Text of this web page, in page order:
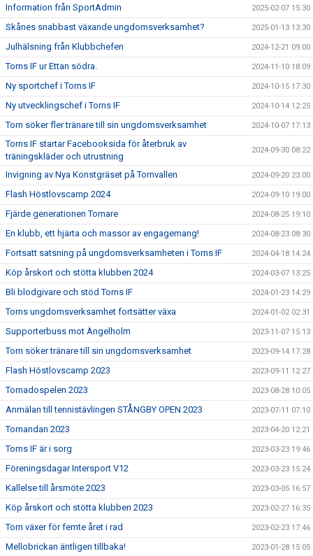
Information från SportAdmin 2025-02-07 15:30
Skånes snabbast växande ungdomsverksamhet? 2025-01-13 13:30
Julhälsning från Klubbchefen 2024-12-21 09:00
Torns IF ur Ettan södra. 2024-11-10 18:09
Ny sportchef i Torns IF 2024-10-15 17:30
Ny utvecklingschef i Torns IF 2024-10-14 12:25
Torn söker fler tränare till sin ungdomsverksamhet 2024-10-07 17:13
Torns IF startar Facebooksida för återbruk av
träningskläder och utrustning
2024-09-30 08:22
Invigning av Nya Konstgräset på Tornvallen 2024-09-20 23:00
Flash Höstlovscamp 2024 2024-09-10 19:00
Fjärde generationen Tornare 2024-08-25 19:10
En klubb, ett hjärta och massor av engagemang! 2024-08-23 08:30
Fortsatt satsning på ungdomsverksamheten i Torns IF 2024-04-18 14:24
Köp årskort och stötta klubben 2024 2024-03-07 13:25
Bli blodgivare och stöd Torns IF 2024-01-23 14:29
Torns ungdomsverksamhet fortsätter växa 2024-01-02 02:31
Supporterbuss mot Ängelholm 2023-11-07 15:13
Torn söker tränare till sin ungdomsverksamhet 2023-09-14 17:28
Flash Höstlovscamp 2023 2023-09-11 12:27
Tornadospelen 2023 2023-08-28 10:05
Anmälan till tennistävlingen STÅNGBY OPEN 2023 2023-07-11 07:10
Tornandan 2023 2023-04-20 12:21
Torns IF är i sorg 2023-03-23 19:46
Föreningsdagar Intersport V12 2023-03-23 15:24
Kallelse till årsmöte 2023 2023-03-05 16:57
Köp årskort och stötta klubben 2023 2023-02-27 16:35
Torn växer för femte året i rad 2023-02-23 17:46
Mellobrickan äntligen tillbaka! 2023-01-28 15:05